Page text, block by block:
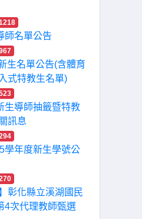
師名單公告
生名單公告(含體育
式特教生名單)
生導師抽籤暨特教
訊息
學年度新生學號公
彰化縣立溪湖國民
4次代理教師甄選